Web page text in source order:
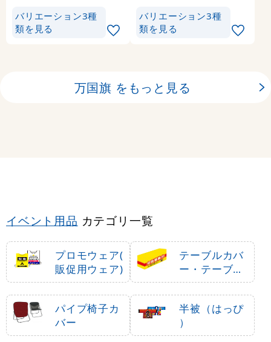
バリエーション3種
類を見る
バリエーション3種
類を見る
万国旗 をもっと見る
イベント用品 カテゴリ一覧
プロモウェア(
販促用ウェア)
テーブルカバ
ー・テーブル
クロス
パイプ椅子カ
バー
半被（はっぴ
）